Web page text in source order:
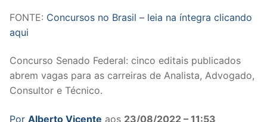
FONTE: Concursos no Brasil – leia na íntegra clicando
aqui
Concurso Senado Federal: cinco editais publicados
abrem vagas para as carreiras de Analista, Advogado,
Consultor e Técnico.
Por Alberto Vicente aos 23/08/2022 – 11:53